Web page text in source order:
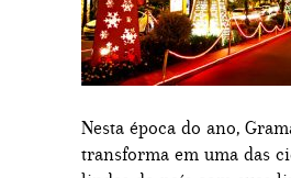
Nesta época do ano,
transforma em uma das